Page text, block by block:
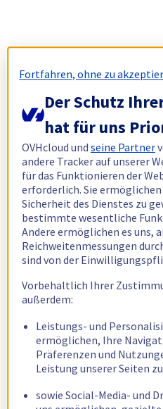
Fortfahren, ohne zu
Der Schutz
hat für uns
OVHcloud undseine Partner
andere Tracker auf unserer
für das Funktionieren der
erforderlich. Sie ermöglichen
Sicherheit des Dienstes zu
bestimmte wesentliche
Andere ermöglichen es uns,
Reichweitenmessungen
sind von der
Vorbehaltlich Ihrer
außerdem:
Leistungs- und
ermöglichen, Ihre
Präferenzen und
Leistung unserer Seiten
sowie Social-Media- und